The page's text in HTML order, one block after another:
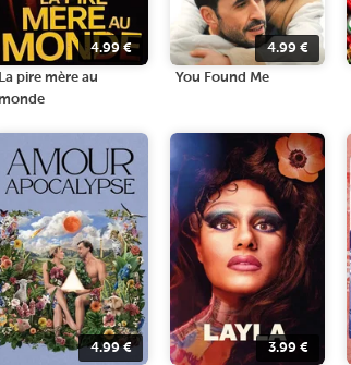
4.99€
La pire mère au
monde
4.99 €
You Found Me
4.99€ 3.99 €